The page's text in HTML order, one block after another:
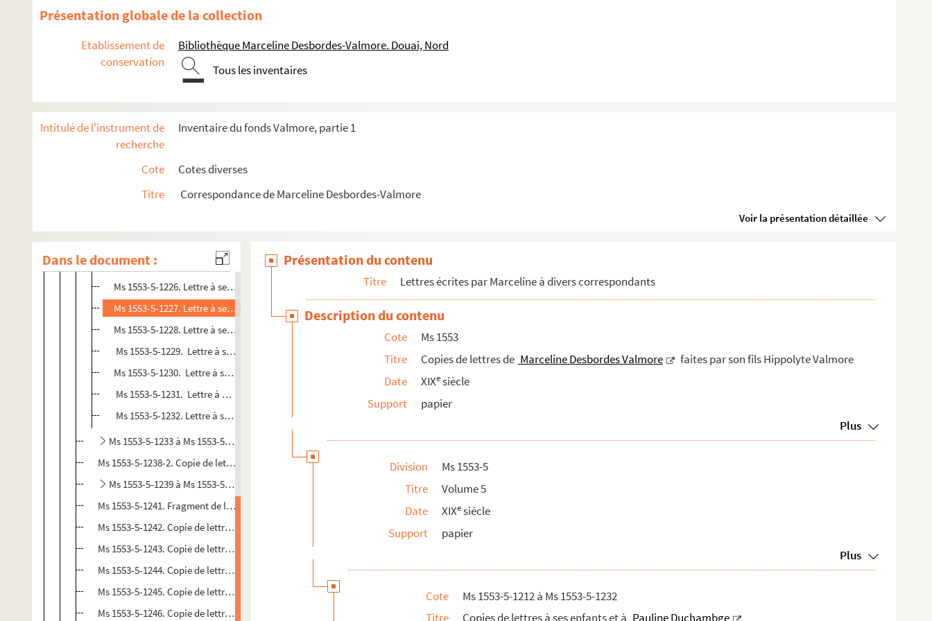
Présentation globale de la collection
Etablissement de
conservation
Bibliothèque Marceline Desbordes-Valmore. Douai, Nord
Tous les inventaires
Intitulé de l'instrument de
recherche
Inventaire du fonds Valmore, partie 1
Cote
Cotes diverses
Titre
Correspondance de Marceline Desbordes-Valmore
Voir la présentation détaillée
Dans le document :
Ms 1553-5-1213. Billet à Hippolyte Valmore, octobre 1848
Ms 1553-5-1215. Billet à Pauline Duchambge
Ms 1553-5-1216. Lettre à Hippolyte Valmore datée du 14 avril 1837, Paris
Ms 1553-5-1218. Copie d’un envoi mis sur un livre qu’elle offert à Hippolyte.
Ms 1553-5-1219. Lettre à ses enfants réunis datée du 13 mai 1834,Lyon
Ms 1553-5-1222. Lettre à ses enfants réunis datée du 9 octobre 1839, Lyon
Ms 1553-5-1224. Lettre à ses enfants réunis datée du 17 octobre 1839
Ms 1553-5-1225. Lettre à ses enfants réunis datée du 14 octobre 1840, Bruxelles
Ms 1553-5-1226. Lettre à ses enfants réunis datée du 19 octobre 1840, Bruxelles
Ms 1553-5-1227. Lettre à ses enfants réunis datée du 26 octobre 1840, Bruxelles
Ms 1553-5-1228. Lettre à ses enfants réunis datée du 1er novembre 1840, Bruxelles
Ms 1553-5-1229. Lettre à ses enfants réunis datée du 10 novembre 1840, Douai.
Ms 1553-5-1230. Lettre à ses enfants réunis datée du 11 novembre 1840, Douai
Ms 1553-5-1231. Lettre à Hippolyte et Inès datée du 9 septembre 1843
Ms 1553-5-1232. Lettre à ses enfants réunis
Ms 1553-5-1233 à Ms 1553-5-1238-1. Copies de lettres à Pauline Duchambge,1831-1857
Ms 1553-5-1238-2. Copie de lettres à Michel Lévy, éditeur, juin 1849
Ms 1553-5-1239 à Ms 1553-5-1240. Fragments de lettres à un destinataire non identifié
Ms 1553-5-1241. Fragment de lettre à ses enfants, 20 juin 1831
Ms 1553-5-1242. Copie de lettre à un destinataire non identifié, 21 mai 1831
Ms 1553-5-1243. Copie de lettre à Louise Ségault, 5 octobre 1856
Ms 1553-5-1244. Copie de lettre à M. Victor Cousin
Ms 1553-5-1245. Copie de lettre à M. Auguste Cavé. Paris,27 février 1834
Ms 1553-5-1246. Copie de lettre au ministre de l’Instruction publique. s.l.s.d. [1850].
Présentation du contenu
Titre Lettres écrites par Marceline à divers correspondants
Description du contenu
Cote
Ms 1553
Titre
Copies de lettres de Marceline Desbordes Valmore
faites par son fils Hippolyte Valmore
Date
XIXesiècle
Support
papier
Plus
Division
Ms 1553-5
Titre
Volume 5
Date
XIXesiècle
Support
papier
Plus
Cote
Ms 1553-5-1212 à Ms 1553-5-1232
Titre
Copies de lettres à ses enfants et à Pauline Duchambge